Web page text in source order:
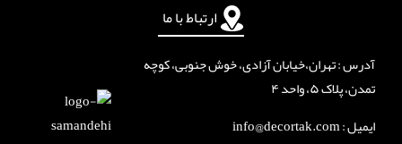
ارتباط با ما
آدرس : تهران،خیابان آزادی، خوش جنوبی، کوچه
تمدن، پلاک ۵، واحد ۴
ایمیل : info@decortak.com